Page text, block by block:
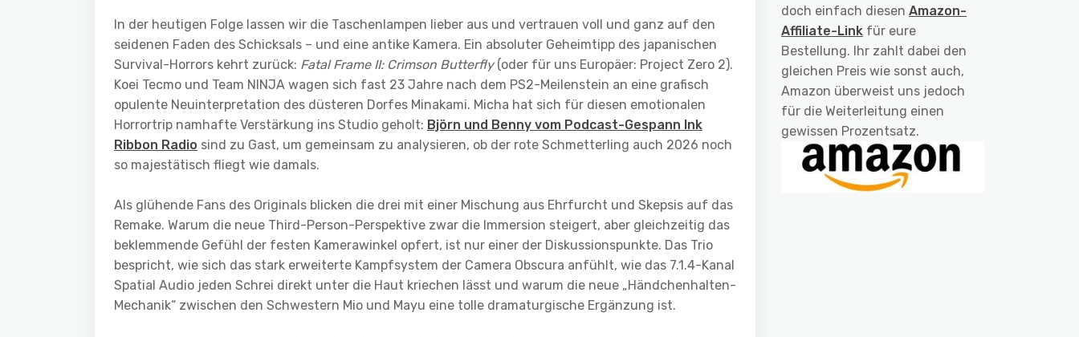
In der heutigen Folge lassen wir die Taschenlampen lieber aus und vertrauen voll und ganz auf den
seidenen Faden des Schicksals – und eine antike Kamera. Ein absoluter Geheimtipp des japanischen
Survival-Horrors kehrt zurück: Fatal Frame II: Crimson Butterfly(oder für uns Europäer: Project Zero 2).
Koei Tecmo und Team NINJA wagen sich fast 23 Jahre nach dem PS2-Meilenstein an eine grafisch
opulente Neuinterpretation des düsteren Dorfes Minakami. Micha hat sich für diesen emotionalen
Horrortrip namhafte Verstärkung ins Studio geholt: Björn und Benny vom Podcast-Gespann Ink
Ribbon Radio sind zu Gast, um gemeinsam zu analysieren, ob der rote Schmetterling auch 2026 noch
so majestätisch fliegt wie damals.
Als glühende Fans des Originals blicken die drei mit einer Mischung aus Ehrfurcht und Skepsis auf das
Remake. Warum die neue Third-Person-Perspektive zwar die Immersion steigert, aber gleichzeitig das
beklemmende Gefühl der festen Kamerawinkel opfert, ist nur einer der Diskussionspunkte. Das Trio
bespricht, wie sich das stark erweiterte Kampfsystem der Camera Obscura anfühlt, wie das 7.1.4-Kanal
Spatial Audio jeden Schrei direkt unter die Haut kriechen lässt und warum die neue „Händchenhalten-
Mechanik“ zwischen den Schwestern Mio und Mayu eine tolle dramaturgische Ergänzung ist.
doch einfach diesen Amazon-
Affiliate-Link für eure
Bestellung. Ihr zahlt dabei den
gleichen Preis wie sonst auch,
Amazon überweist uns jedoch
für die Weiterleitung einen
gewissen Prozentsatz.